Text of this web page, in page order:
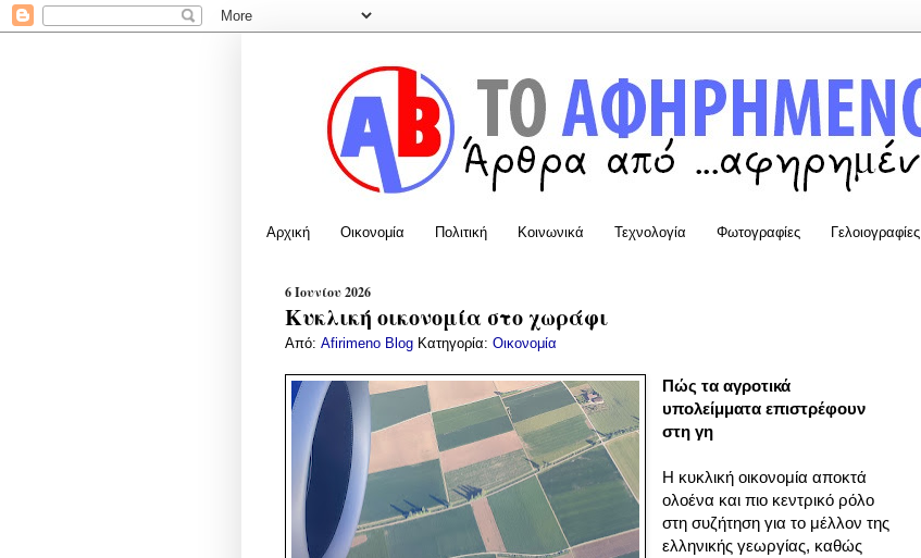
Αρχική Οικονομία Πολιτική Κοινωνικά Τεχνολογία Φωτογραφίες Γελοιογραφίες
6 Ιουνίου 2026
Κυκλική οικονομία στο χωράφι
Από: Afirimeno Blog Κατηγορία: Οικονομία
Πώς τα αγροτικά
υπολείμματα επιστρέφουν
στη γη
Η κυκλική οικονομία αποκτά
ολοένα και πιο κεντρικό ρόλο
στη συζήτηση για το μέλλον της
ελληνικής γεωργίας, καθώς